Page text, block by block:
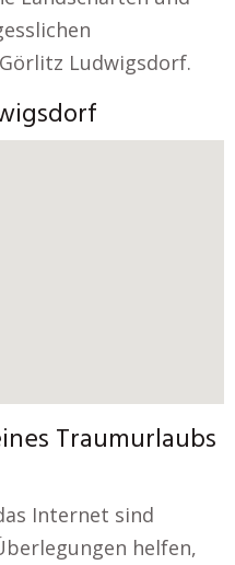
Ludwigsdorf.
Traumurlaubs
Internet sind
helfen,